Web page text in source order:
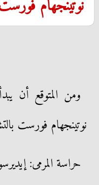
نوتينجهام
ومن المتوقع أن
نوتينجهام فورست
حراسة المرمى: